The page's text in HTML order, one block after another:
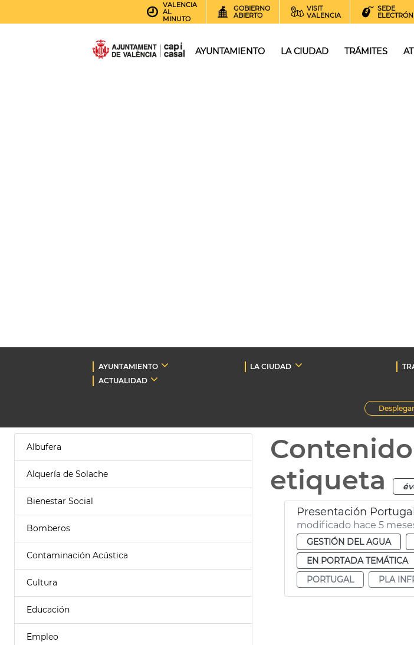
VALENCIA
AL
MINUTO
GOBIERNO
ABIERTO
VISIT
VALENCIA
SEDE
AYUNTAMIENTO LA CIUDAD TRÁMITES
AYUNTAMIENTO LA CIUDAD
ACTUALIDAD
Desplegar
Albufera
Alquería de Solache
Bienestar Social
Bomberos
Contaminación Acústica
Cultura
Educación
Empleo
etiqueta
Presentación
modificado hace 5
GESTIÓN DEL AGUA
EN PORTADA TEMÁTICA
PORTUGAL
PLA